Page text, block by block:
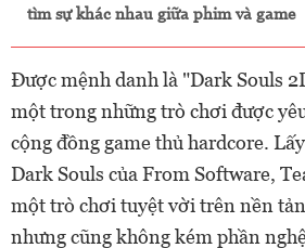
tìm sự khác nhau giữa phim và game
Được mệnh danh là "Dark Souls
một trong những trò chơi được
cộng đồng game thủ hardcore.
Dark Souls của From Software,
một trò chơi tuyệt vời trên nền
nhưng cũng không kém phần